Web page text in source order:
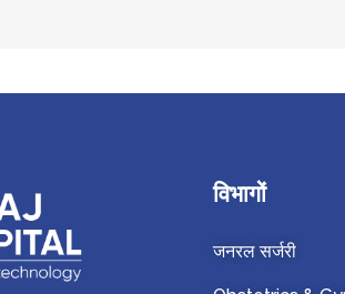
विभागों
जनरल सर्जरी